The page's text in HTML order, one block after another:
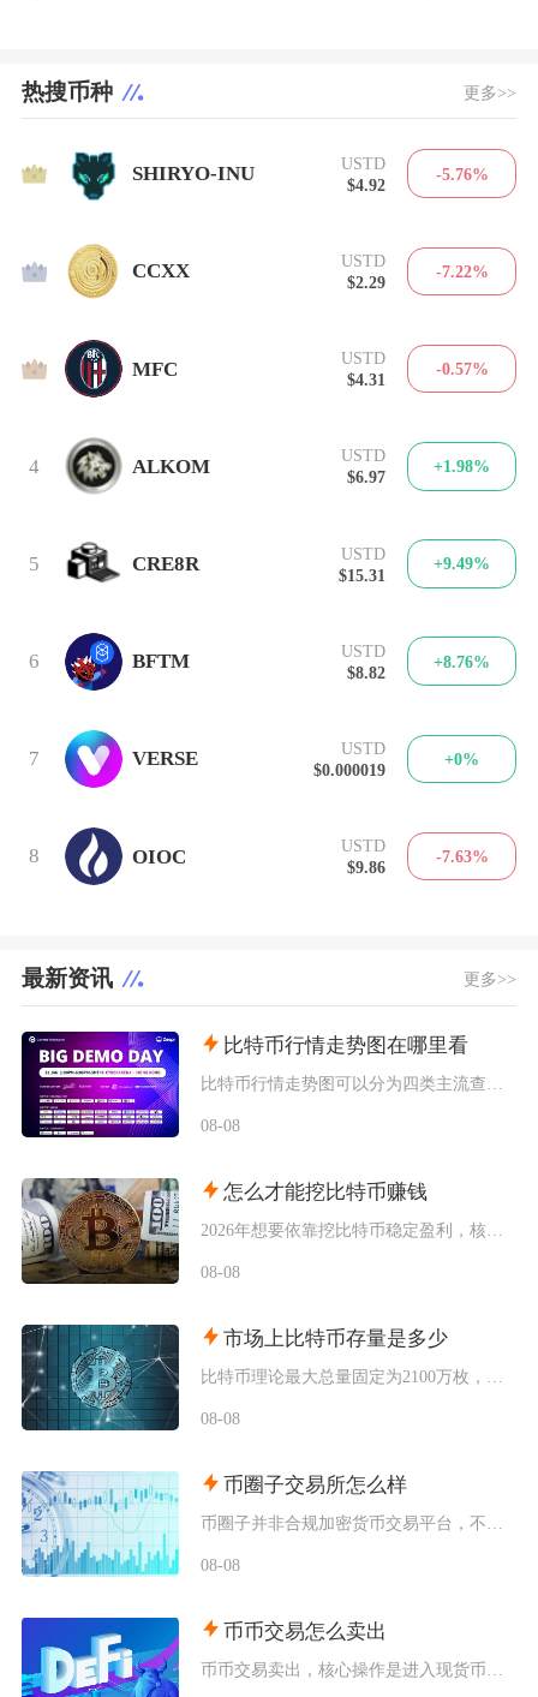
热搜币种 更多>>
1 SHIRYO-INU
USTD
$4.92
-5.76%
2 CCXX
USTD
$2.29
-7.22%
3 MFC
USTD
$4.31
-0.57%
4 ALKOM
USTD
$6.97
+1.98%
5 CRE8R
USTD
$15.31
+9.49%
6 BFTM
USTD
$8.82
+8.76%
7 VERSE
USTD
$0.000019
+0%
8 OIOC
USTD
$9.86
-7.63%
最新资讯 更多>>
比特币行情走势图在哪里看
比特币行情走势图可以分为四类主流查看渠道，分别是头部加密货币交易所自带行情系统、全球专业金
08-08
怎么才能挖比特币赚钱
08-08
市场上比特币存量是多少
08-08
币圈子交易所怎么样
08-08
币币交易怎么卖出